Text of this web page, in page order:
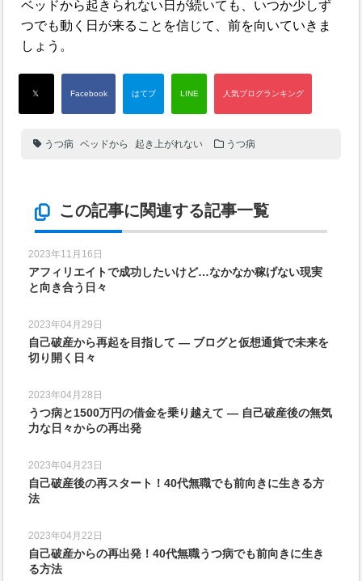
ベッドから起きられない日が続いても、いつか少しず
つでも動く日が来ることを信じて、前を向いていきま
しょう。
うつ病 ベッドから 起き上がれない うつ病
この記事に関連する記事一覧
2023年11月16日
アフィリエイトで成功したいけど…なかなか稼げない現実
と向き合う日々
2023年04月29日
自己破産から再起を目指して ― ブログと仮想通貨で未来を
切り開く日々
2023年04月28日
うつ病と1500万円の借金を乗り越えて ― 自己破産後の無気
力な日々からの再出発
2023年04月23日
自己破産後の再スタート！40代無職でも前向きに生きる方
法
2023年04月22日
自己破産からの再出発！40代無職うつ病でも前向きに生き
る方法